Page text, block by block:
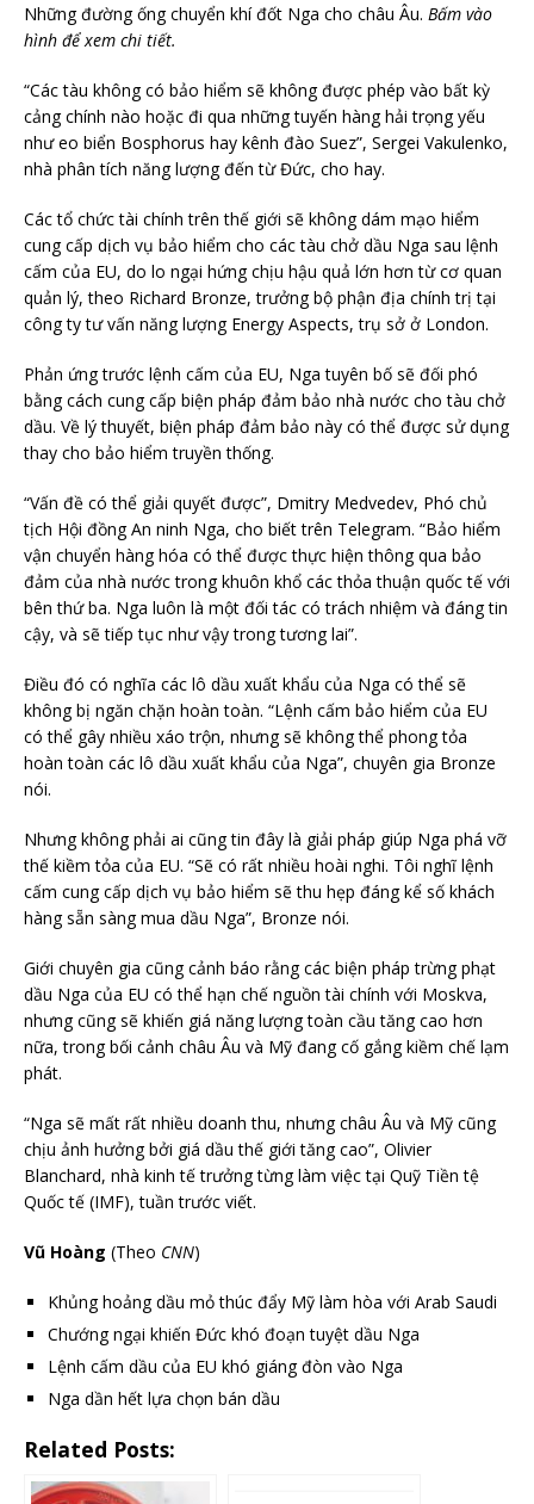
Những đường ống chuyển khí đốt Nga cho châu Âu. Bấm vào
hình để xem chi tiết.
“Các tàu không có bảo hiểm sẽ không được phép vào bất kỳ
cảng chính nào hoặc đi qua những tuyến hàng hải trọng yếu
như eo biển Bosphorus hay kênh đào Suez”, Sergei Vakulenko,
nhà phân tích năng lượng đến từ Đức, cho hay.
Các tổ chức tài chính trên thế giới sẽ không dám mạo hiểm
cung cấp dịch vụ bảo hiểm cho các tàu chở dầu Nga sau lệnh
cấm của EU, do lo ngại hứng chịu hậu quả lớn hơn từ cơ quan
quản lý, theo Richard Bronze, trưởng bộ phận địa chính trị tại
công ty tư vấn năng lượng Energy Aspects, trụ sở ở London.
Phản ứng trước lệnh cấm của EU, Nga tuyên bố sẽ đối phó
bằng cách cung cấp biện pháp đảm bảo nhà nước cho tàu chở
dầu. Về lý thuyết, biện pháp đảm bảo này có thể được sử dụng
thay cho bảo hiểm truyền thống.
“Vấn đề có thể giải quyết được”, Dmitry Medvedev, Phó chủ
tịch Hội đồng An ninh Nga, cho biết trên Telegram. “Bảo hiểm
vận chuyển hàng hóa có thể được thực hiện thông qua bảo
đảm của nhà nước trong khuôn khổ các thỏa thuận quốc tế với
bên thứ ba. Nga luôn là một đối tác có trách nhiệm và đáng tin
cậy, và sẽ tiếp tục như vậy trong tương lai”.
Điều đó có nghĩa các lô dầu xuất khẩu của Nga có thể sẽ
không bị ngăn chặn hoàn toàn. “Lệnh cấm bảo hiểm của EU
có thể gây nhiều xáo trộn, nhưng sẽ không thể phong tỏa
hoàn toàn các lô dầu xuất khẩu của Nga”, chuyên gia Bronze
nói.
Nhưng không phải ai cũng tin đây là giải pháp giúp Nga phá vỡ
thế kiềm tỏa của EU. “Sẽ có rất nhiều hoài nghi. Tôi nghĩ lệnh
cấm cung cấp dịch vụ bảo hiểm sẽ thu hẹp đáng kể số khách
hàng sẵn sàng mua dầu Nga”, Bronze nói.
Giới chuyên gia cũng cảnh báo rằng các biện pháp trừng phạt
dầu Nga của EU có thể hạn chế nguồn tài chính với Moskva,
nhưng cũng sẽ khiến giá năng lượng toàn cầu tăng cao hơn
nữa, trong bối cảnh châu Âu và Mỹ đang cố gắng kiềm chế lạm
phát.
“Nga sẽ mất rất nhiều doanh thu, nhưng châu Âu và Mỹ cũng
chịu ảnh hưởng bởi giá dầu thế giới tăng cao”, Olivier
Blanchard, nhà kinh tế trưởng từng làm việc tại Quỹ Tiền tệ
Quốc tế (IMF), tuần trước viết.
Vũ Hoàng (Theo CNN)
Khủng hoảng dầu mỏ thúc đẩy Mỹ làm hòa với Arab Saudi
Chướng ngại khiến Đức khó đoạn tuyệt dầu Nga
Lệnh cấm dầu của EU khó giáng đòn vào Nga
Nga dần hết lựa chọn bán dầu
Related Posts: